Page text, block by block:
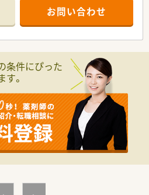
ています。
は平均100枚程度で、薬剤師は常時2名
ています。
業を共に考え、実行に移してくださる意
す。
薬局や薬剤師の未来を変えていきたい
局のビジョンを長期的な視点で捉えて
求めています。
に考慮し、年収450万円から550万円の
します。
採用しているため、賞与の変動を気に
備されており、長く安心して働けるため
お問い合わせ
条件にぴった
。